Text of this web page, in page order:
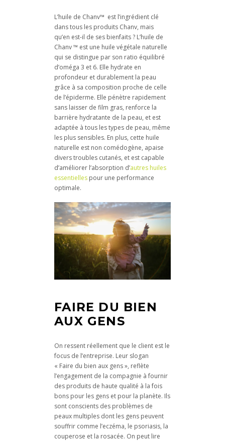
L’huile de Chanv™ est l’ingrédient clé
dans tous les produits Chanv, mais
qu’en est-il de ses bienfaits ? L’huile de
Chanv ™ est une huile végétale naturelle
qui se distingue par son ratio équilibré
d’oméga 3 et 6. Elle hydrate en
profondeur et durablement la peau
grâce à sa composition proche de celle
de l’épiderme. Elle pénètre rapidement
sans laisser de film gras, renforce la
barrière hydratante de la peau, et est
adaptée à tous les types de peau, même
les plus sensibles. En plus, cette huile
naturelle est non comédogène, apaise
divers troubles cutanés, et est capable
d’améliorer l’absorption d’autres huiles
essentielles pour une performance
optimale.
FAIRE DU BIEN
AUX GENS
On ressent réellement que le client est le
focus de l’entreprise. Leur slogan
« Faire du bien aux gens », reflète
l’engagement de la compagnie à fournir
des produits de haute qualité à la fois
bons pour les gens et pour la planète. Ils
sont conscients des problèmes de
peaux multiples dont les gens peuvent
souffrir comme l’eczéma, le psoriasis, la
couperose et la rosacée. On peut lire